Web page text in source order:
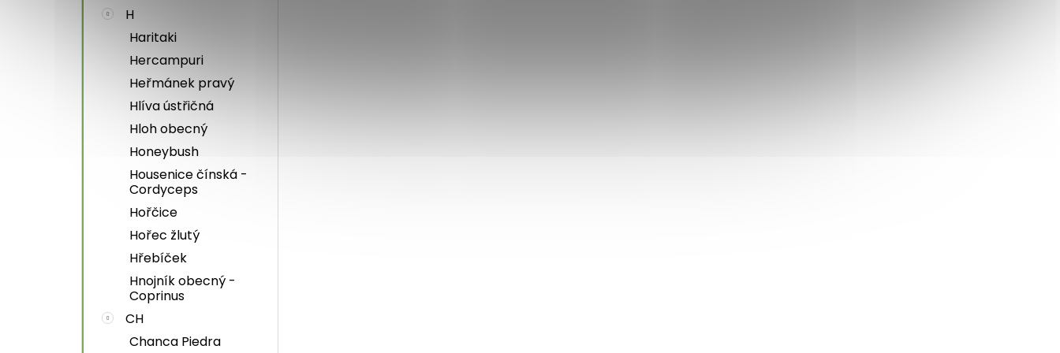
H
Haritaki
Hercampuri
Heřmánek pravý
Hlíva ústřičná
Hloh obecný
Honeybush
Housenice čínská -
Cordyceps
Hořčice
Hořec žlutý
Hřebíček
Hnojník obecný -
Coprinus
CH
Chanca Piedra